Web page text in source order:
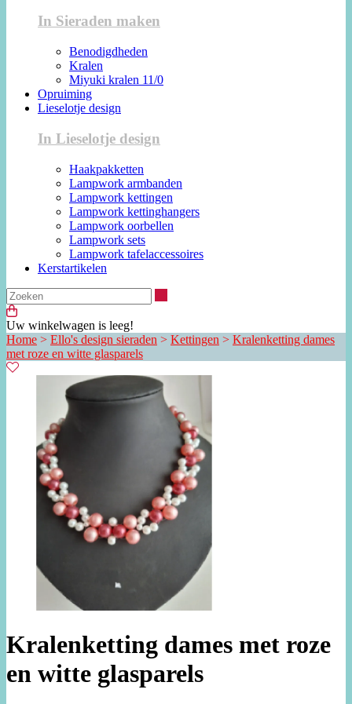
In Sieraden maken
Benodigdheden
Kralen
Miyuki kralen 11/0
Opruiming
Lieselotje design
In Lieselotje design
Haakpakketten
Lampwork armbanden
Lampwork kettingen
Lampwork kettinghangers
Lampwork oorbellen
Lampwork sets
Lampwork tafelaccessoires
Kerstartikelen
Uw winkelwagen is leeg!
Home > Ello's design sieraden > Kettingen > Kralenketting dames
met roze en witte glasparels
Kralenketting dames met roze
en witte glasparels